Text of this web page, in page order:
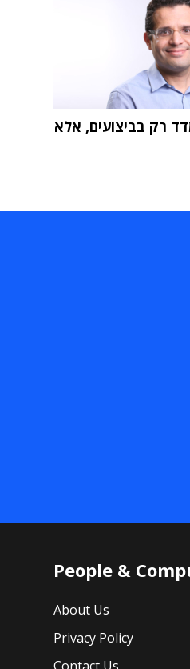
רק בביצועים, אלא
People &
About Us
Privacy Policy